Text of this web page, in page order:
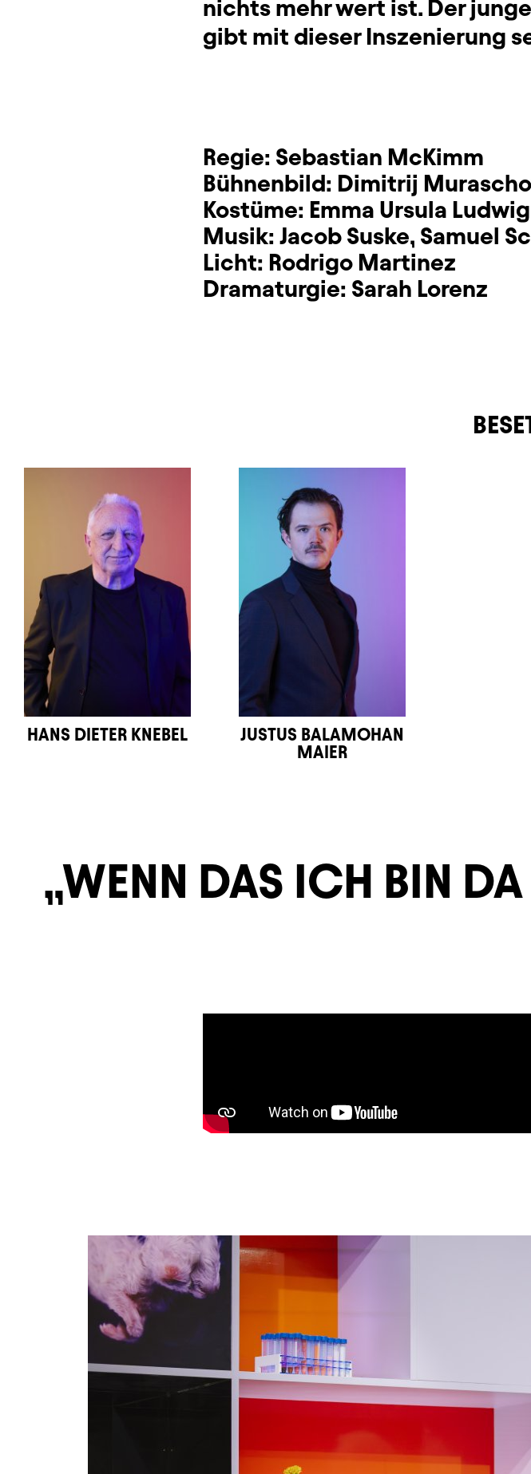
nichts mehr wert ist. Der
gibt mit dieser Inszenierung
Regie: Sebastian McKimm
Bühnenbild: Dimitrij
Kostüme: Emma Ursula Ludwig
Musik: Jacob Suske, Samuel
Licht: Rodrigo Martinez
Dramaturgie: Sarah Lorenz
HANS DIETER KNEBEL
JUSTUS BALAMOHAN
MAIER
WENN DAS ICH BIN